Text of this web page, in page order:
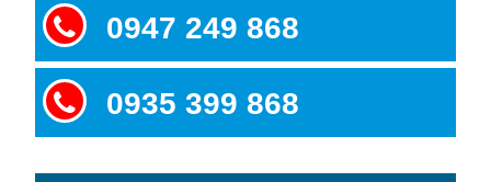
0947 249 868
0935 399 868